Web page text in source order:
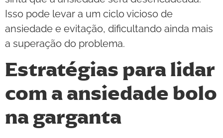
Isso pode levar a um ciclo vicioso de
ansiedade e evitação, dificultando ainda mais
a superação do problema.
Estratégias para lidar
com a ansiedade bolo
na garganta